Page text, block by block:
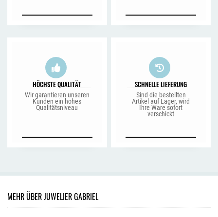
HÖCHSTE QUALITÄT
Wir garantieren unseren
Kunden ein hohes
Qualitätsniveau
SCHNELLE LIEFERUNG
Sind die bestellten
Artikel auf Lager, wird
Ihre Ware sofort
verschickt
MEHR ÜBER JUWELIER GABRIEL